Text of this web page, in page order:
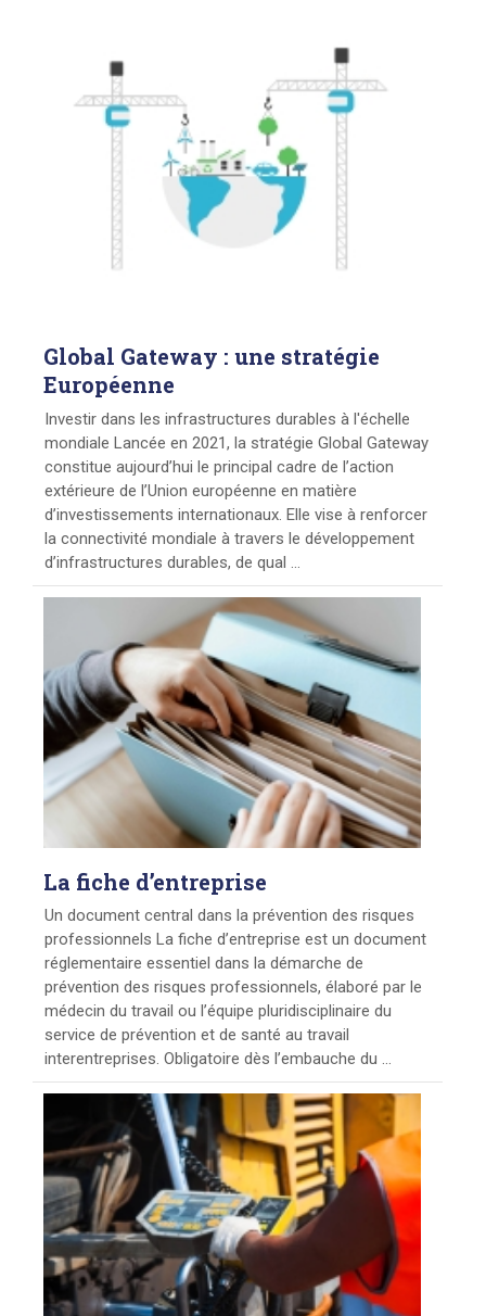
Global Gateway : une stratégie
Européenne
Investir dans les infrastructures durables à l'échelle
mondiale Lancée en 2021, la stratégie Global Gateway
constitue aujourd’hui le principal cadre de l’action
extérieure de l’Union européenne en matière
d’investissements internationaux. Elle vise à renforcer
la connectivité mondiale à travers le développement
d’infrastructures durables, de qual ...
La fiche d’entreprise
Un document central dans la prévention des risques
professionnels La fiche d’entreprise est un document
réglementaire essentiel dans la démarche de
prévention des risques professionnels, élaboré par le
médecin du travail ou l’équipe pluridisciplinaire du
service de prévention et de santé au travail
interentreprises. Obligatoire dès l’embauche du ...